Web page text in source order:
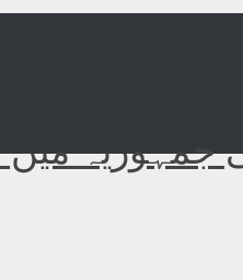
جمہوریہ میں